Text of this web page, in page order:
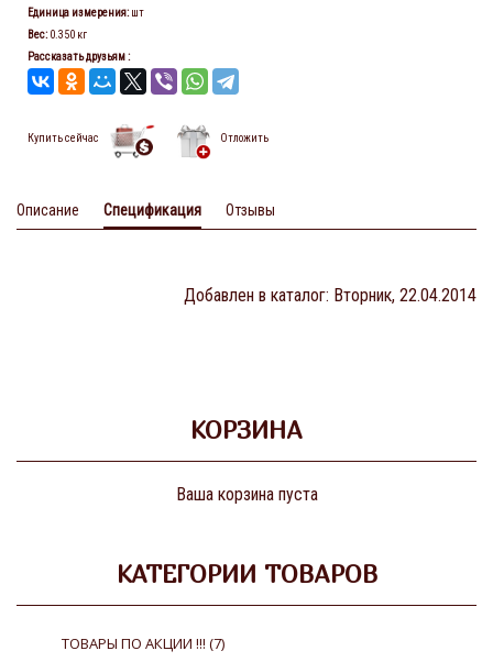
Единица измерения: шт
Вес: 0.350 кг
Рассказать друзьям:
Купить сейчас Отложить
Описание Спецификация Отзывы
Добавлен в каталог: Вторник, 22.04.2014
КОРЗИНА
Ваша корзина пуста
КАТЕГОРИИ ТОВАРОВ
ТОВАРЫ ПО АКЦИИ !!! (7)